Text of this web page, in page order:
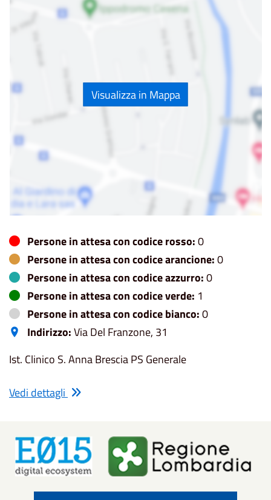
Visualizza in Mappa
Persone in attesa con codice rosso:0
Persone in attesa con codice arancione:0
Persone in attesa con codice azzurro:0
Persone in attesa con codice verde: 1
Persone in attesa con codice bianco:0
Indirizzo:Via Del Franzone, 31
Ist. Clinico S. Anna Brescia PS Generale
Vedi dettagli